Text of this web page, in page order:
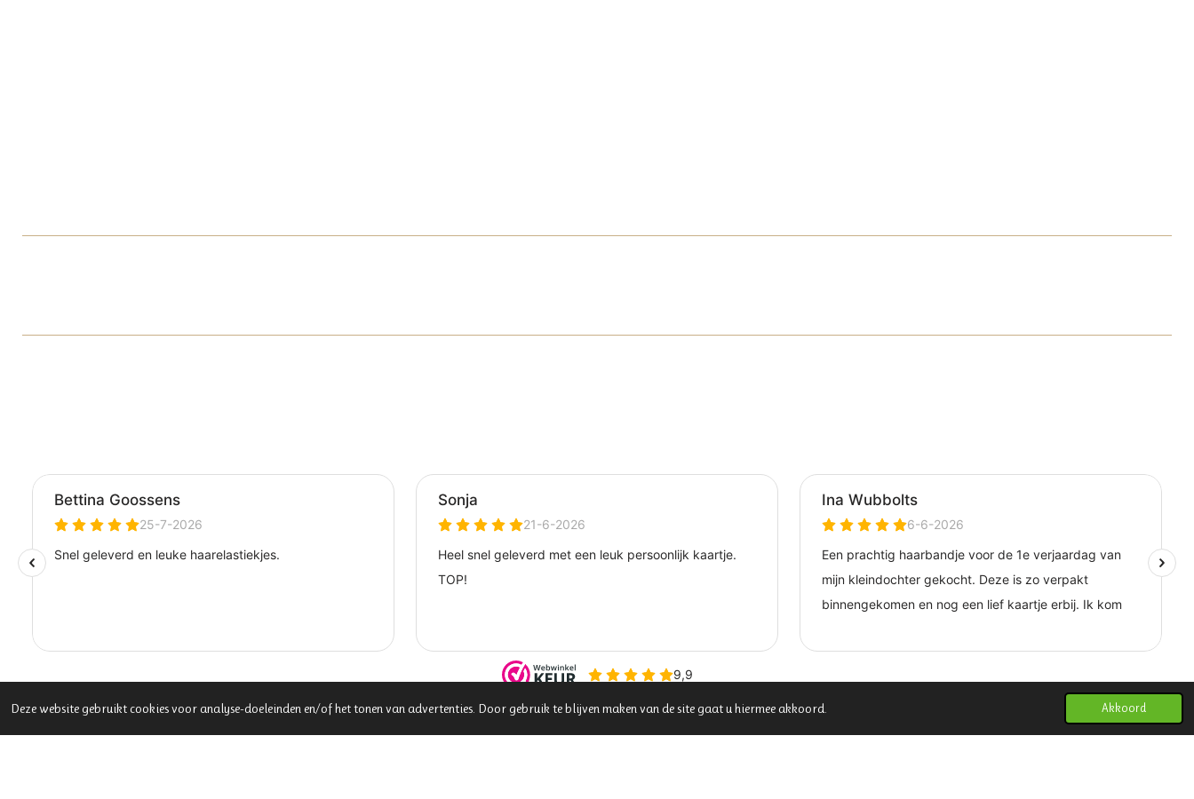
Deze website gebruikt cookies voor analyse-doeleinden en/of het tonen van advertenties. Door gebruik te blijven maken van de site gaat u hiermee akkoord. Akkoord